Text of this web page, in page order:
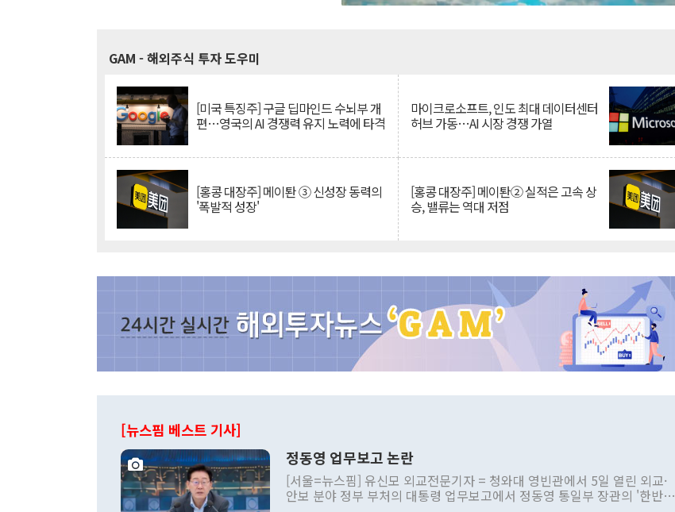
GAM - 해외주식 투자 도우미
[미국 특징주] 구글 딥마인드 수뇌부 개
편…영국의 AI 경쟁력 유지 노력에 타격
마이크로소프트, 인도 최대 데이터센터
허브 가동…AI 시장 경쟁 가열
[홍콩 대장주] 메이퇀 ③ 신성장 동력의
'폭발적 성장'
[홍콩 대장주] 메이퇀② 실적은 고속 상
승, 밸류는 역대 저점
[뉴스핌 베스트 기사]
정동영 업무보고 논란
[서울=뉴스핌] 유신모 외교전문기자 = 청와대 영빈관에서 5일 열린 외교·
안보 분야 정부 부처의 대통령 업무보고에서 정동영 통일부 장관의 '한반도